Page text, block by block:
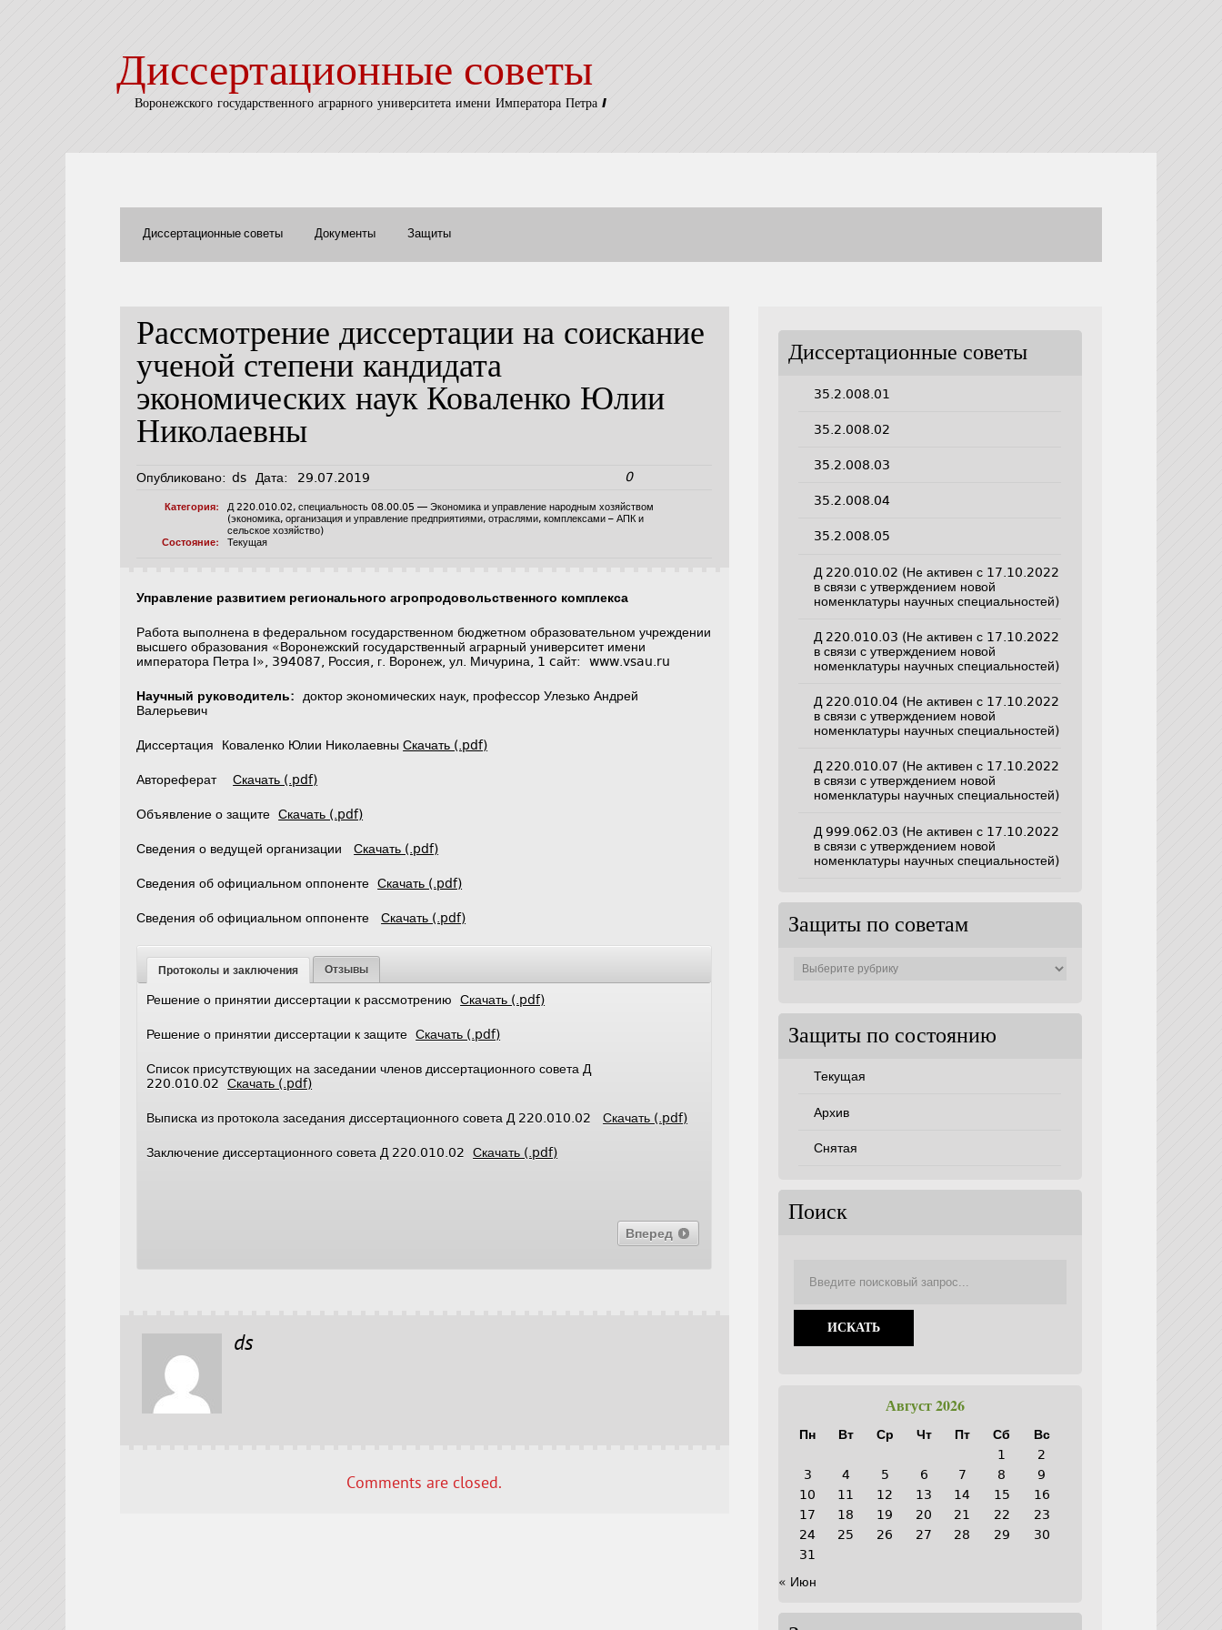
Диссертационные советы
Воронежского государственного аграрного университета имени Императора Петра I
Диссертационные советы Документы Защиты
Рассмотрение диссертации на соискание
ученой степени кандидата
экономических наук Коваленко Юлии
Николаевны
Опубликовано: ds Дата: 29.07.2019 0
Категория: Д 220.010.02,специальность 08.00.05 — Экономика и управление народным хозяйством
(экономика, организация и управление предприятиями, отраслями, комплексами – АПК и
сельское хозяйство)
Состояние:
Текущая
Управление развитием регионального агропродовольственного комплекса
Работа выполнена в федеральном государственном бюджетном образовательном учреждении
высшего образования «Воронежский государственный аграрный университет имени
императора Петра I», 394087, Россия, г. Воронеж, ул. Мичурина, 1 cайт: www.vsau.ru
Научный руководитель: доктор экономических наук, профессор Улезько Андрей
Валерьевич
Диссертация Коваленко Юлии НиколаевныСкачать (.pdf)
АвторефератСкачать (.pdf)
Объявление о защитеСкачать (.pdf)
Сведения о ведущей организацииСкачать (.pdf)
Сведения об официальном оппонентеСкачать (.pdf)
Сведения об официальном оппонентеСкачать (.pdf)
Протоколы и заключения Отзывы
Решение о принятии диссертации к рассмотрениюСкачать (.pdf)
Решение о принятии диссертации к защитеСкачать (.pdf)
Список присутствующих на заседании членов диссертационного совета Д
220.010.02Скачать (.pdf)
Выписка из протокола заседания диссертационного совета Д 220.010.02Скачать (.pdf)
Заключение диссертационного совета Д 220.010.02Скачать (.pdf)
Вперед
ds
Comments are closed.
Диссертационные советы
35.2.008.01
35.2.008.02
35.2.008.03
35.2.008.04
35.2.008.05
Д 220.010.02 (Не активен с 17.10.2022
в связи с утверждением новой
номенклатуры научных специальностей)
Д 220.010.03 (Не активен с 17.10.2022
в связи с утверждением новой
номенклатуры научных специальностей)
Д 220.010.04 (Не активен с 17.10.2022
в связи с утверждением новой
номенклатуры научных специальностей)
Д 220.010.07 (Не активен с 17.10.2022
в связи с утверждением новой
номенклатуры научных специальностей)
Д 999.062.03 (Не активен с 17.10.2022
в связи с утверждением новой
номенклатуры научных специальностей)
Защиты по советам
Защиты по состоянию
Текущая
Архив
Снятая
Поиск
Август 2026
Пн Вт Ср Чт Пт Сб
Вс
1
2
3
4 5 6 7 8
9
10
11 12 13 14 15
16
17
18 19 20 21 22
23
24
25 26 27 28 29
30
31
« Июн